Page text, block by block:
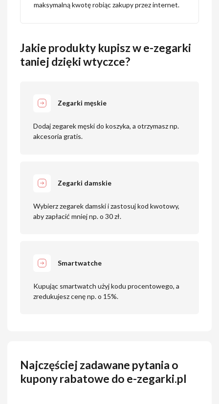
maksymalną kwotę robiąc zakupy przez internet.
Jakie produkty kupisz w e-zegarki
taniej dzięki wtyczce?
Zegarki męskie
Dodaj zegarek męski do koszyka, a otrzymasz np.
akcesoria gratis.
Zegarki damskie
Wybierz zegarek damski i zastosuj kod kwotowy,
aby zapłacić mniej np. o 30 zł.
Smartwatche
Kupując smartwatch użyj kodu procentowego, a
zredukujesz cenę np. o 15%.
Najczęściej zadawane pytania o
kupony rabatowe do e-zegarki.pl